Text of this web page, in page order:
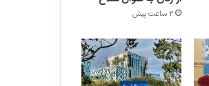
2 ساعت پیش